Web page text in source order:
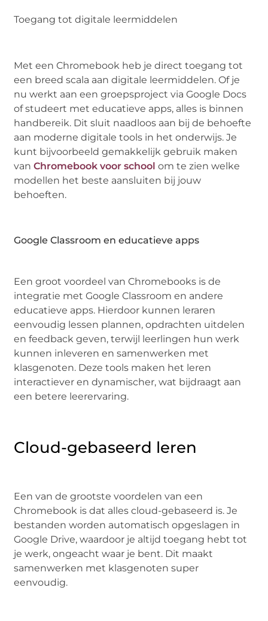
Toegang tot digitale leermiddelen
Met een Chromebook heb je direct toegang tot
een breed scala aan digitale leermiddelen. Of je
nu werkt aan een groepsproject via Google Docs
of studeert met educatieve apps, alles is binnen
handbereik. Dit sluit naadloos aan bij de behoefte
aan moderne digitale tools in het onderwijs. Je
kunt bijvoorbeeld gemakkelijk gebruik maken
vanChromebook voor school om te zien welke
modellen het beste aansluiten bij jouw
behoeften.
Google Classroom en educatieve apps
Een groot voordeel van Chromebooks is de
integratie met Google Classroom en andere
educatieve apps. Hierdoor kunnen leraren
eenvoudig lessen plannen, opdrachten uitdelen
en feedback geven, terwijl leerlingen hun werk
kunnen inleveren en samenwerken met
klasgenoten. Deze tools maken het leren
interactiever en dynamischer, wat bijdraagt aan
een betere leerervaring.
Cloud-gebaseerd leren
Een van de grootste voordelen van een
Chromebook is dat alles cloud-gebaseerd is. Je
bestanden worden automatisch opgeslagen in
Google Drive, waardoor je altijd toegang hebt tot
je werk, ongeacht waar je bent. Dit maakt
samenwerken met klasgenoten super
eenvoudig.